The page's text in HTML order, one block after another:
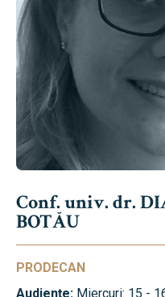
Conf. univ. dr.
BOTĂU
PRODECAN
Audienţe: Miercuri: 15 -